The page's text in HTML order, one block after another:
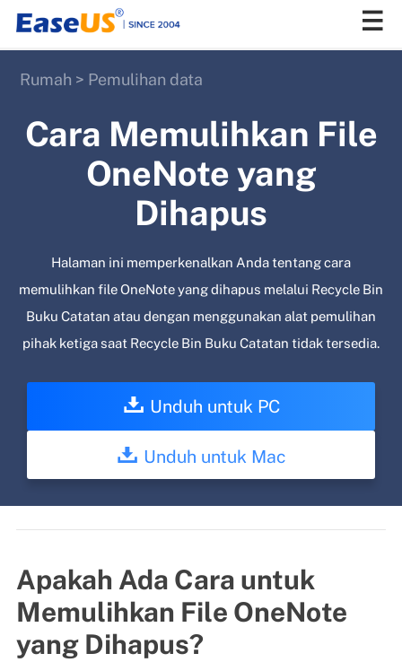
Rumah > Pemulihan data
Cara Memulihkan File
OneNote yang
Dihapus
Halaman ini memperkenalkan Anda tentang cara
memulihkan file OneNote yang dihapus melalui Recycle Bin
Buku Catatan atau dengan menggunakan alat pemulihan
pihak ketiga saat Recycle Bin Buku Catatan tidak tersedia.
Unduh untuk PC
Unduh untuk Mac
Apakah Ada Cara untuk
Memulihkan File OneNote
yang Dihapus?